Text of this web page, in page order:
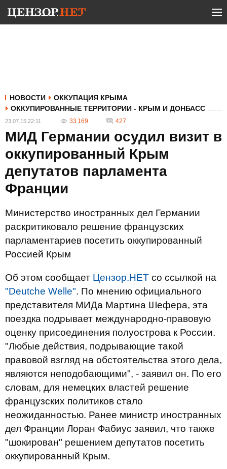
НОВОСТИ
ОККУПАЦИЯ КРЫМА
ОККУПИРОВАННЫЕ ТЕРРИТОРИИ - КРЫМ И ДОНБАСС
23.07.15 22:11 33 169 427
МИД Германии осудил визит в
оккупированный Крым
депутатов парламента
Франции
Министерство иностранных дел Германии
раскритиковало решение французских
парламентариев посетить оккупированный
Россией Крым
Об этом сообщает Цензор.НЕТ со ссылкой на
"Deutche Welle". По мнению официального
представителя МИДа Мартина Шефера, эта
поездка подрывает международно-правовую
оценку присоединения полуострова к России.
"Любые действия, подрывающие такой
правовой взгляд на обстоятельства этого дела,
являются неподобающими", - заявил он. По его
словам, для немецких властей решение
французских политиков стало
неожиданностью. Ранее министр иностранных
дел Франции Лоран Фабиус заявил, что также
"шокирован" решением депутатов посетить
оккупированный Крым.